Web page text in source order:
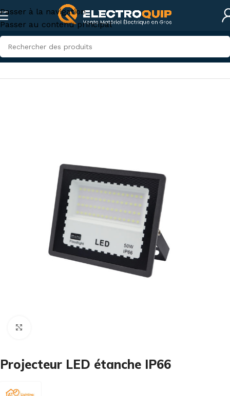
Passer à la navigation
Passer au contenu principal
Accueil/Eclairage/Projecteurs LED
Projecteur LED étanche IP66